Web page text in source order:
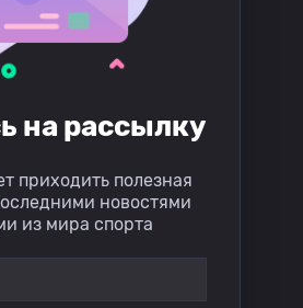
на рассылку
приходить полезная
новостями
из мира спорта